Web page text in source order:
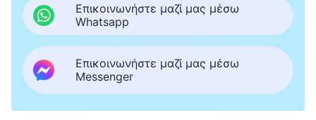
Επικοινωνήστε μαζί μας μέσω
Whatsapp
Επικοινωνήστε μαζί μας μέσω
Messenger